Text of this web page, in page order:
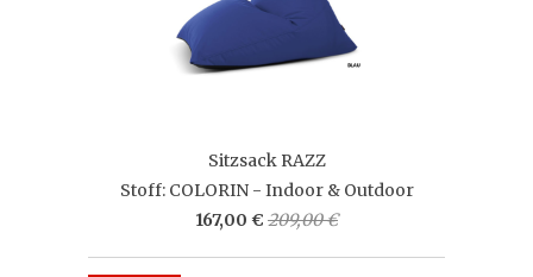
Sitzsack RAZZ
Stoff: COLORIN - Indoor & Outdoor
167,00 € 209,00 €